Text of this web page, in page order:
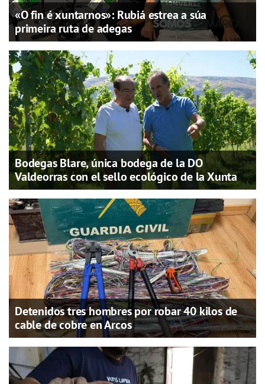
«O fin é xuntarnos»: Rubiá estrea a súa
primeira ruta de adegas
Bodegas Blare, única bodega de la DO
Valdeorras con el sello ecológico de la Xunta
Detenidos tres hombres por robar 40 kilos de
cable de cobre en Arcos